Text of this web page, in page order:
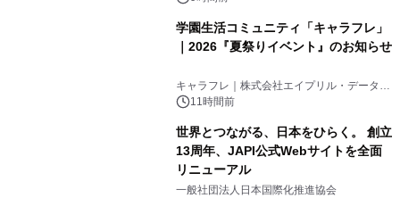
学園生活コミュニティ「キャラフレ」
｜2026『夏祭りイベント』のお知らせ
キャラフレ｜株式会社エイプリル・データ・
デザインズ
11時間前
世界とつながる、日本をひらく。 創立
13周年、JAPI公式Webサイトを全面
リニューアル
一般社団法人日本国際化推進協会